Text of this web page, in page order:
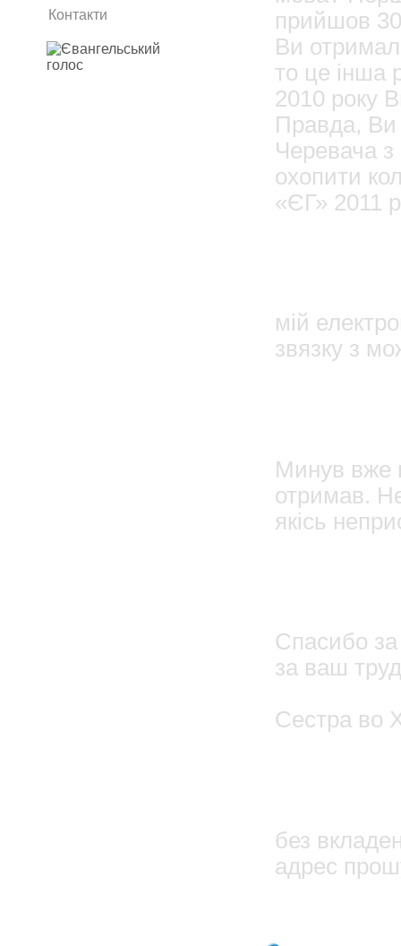
Контакти
прийшов 30
Ви
то це інша
2010 року
Правда, Ви
Черевача
охопити
«ЄГ» 2011
мій
звязку з
Минув вже
отримав.
якісь
Спасибо за
за ваш
Сестра во
без
адрес